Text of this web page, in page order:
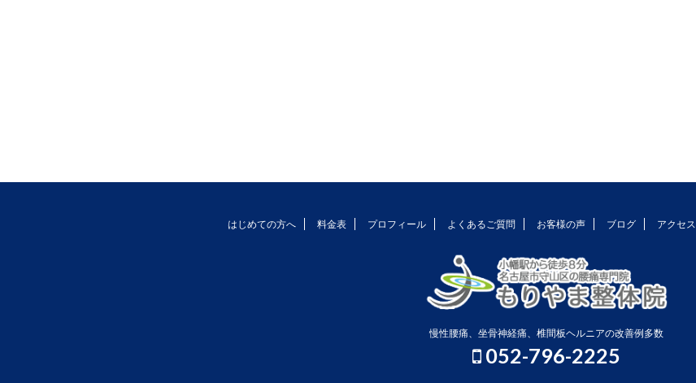
はじめての方へ 料金表 プロフィール よくあるご質問 お客様の声 ブログ アクセス
慢性腰痛、坐骨神経痛、椎間板ヘルニアの改善例多数
052-796-2225